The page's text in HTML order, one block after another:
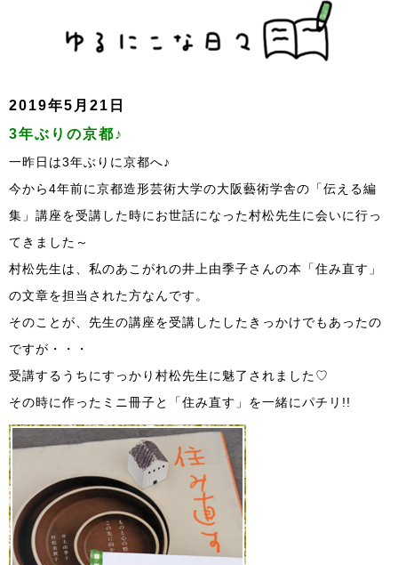
2019年5月21日
3年ぶりの京都♪
一昨日は3年ぶりに京都へ♪
今から4年前に京都造形芸術大学の大阪藝術学舎の「伝える編
集」講座を受講した時にお世話になった村松先生に会いに行っ
てきました～
村松先生は、私のあこがれの井上由季子さんの本「住み直す」
の文章を担当された方なんです。
そのことが、先生の講座を受講したしたきっかけでもあったの
ですが・・・
受講するうちにすっかり村松先生に魅了されました♡
その時に作ったミニ冊子と「住み直す」を一緒にパチリ!!